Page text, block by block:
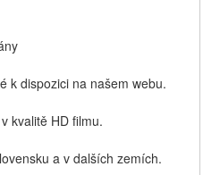
k dispozici na našem webu.
kvalitě HD filmu.
a v dalších zemích.